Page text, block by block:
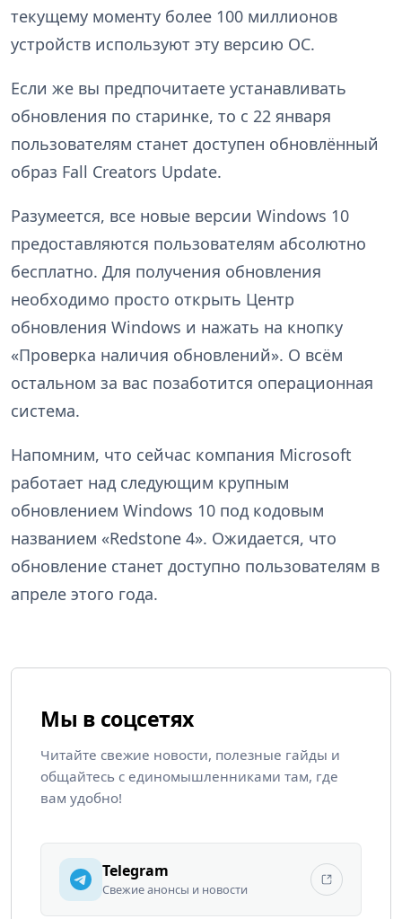
текущему моменту более 100 миллионов
устройств используют эту версию ОС.
Если же вы предпочитаете устанавливать
обновления по старинке, то с 22 января
пользователям станет доступен обновлённый
образ Fall Creators Update.
Разумеется, все новые версии Windows 10
предоставляются пользователям абсолютно
бесплатно. Для получения обновления
необходимо просто открыть Центр
обновления Windows и нажать на кнопку
«Проверка наличия обновлений». О всём
остальном за вас позаботится операционная
система.
Напомним, что сейчас компания Microsoft
работает над следующим крупным
обновлением Windows 10 под кодовым
названием «Redstone 4». Ожидается, что
обновление станет доступно пользователям в
апреле этого года.
Мы в соцсетях
Читайте свежие новости, полезные гайды и
общайтесь с единомышленниками там, где
вам удобно!
Telegram
Свежие анонсы и новости